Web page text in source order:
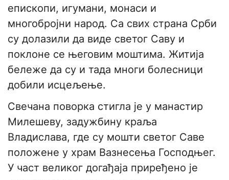
епископи, игумани, монаси и
многобројни народ. Са свих страна Срби
су долазили да виде светог Саву и
поклоне се његовим моштима. Житија
бележе да су и тада многи болесници
добили исцељење.
Свечана поворка стигла је у манастир
Милешеву, задужбину краља
Владислава, где су мошти светог Саве
положене у храм Вазнесења Господњег.
У част великог догађаја приређено је